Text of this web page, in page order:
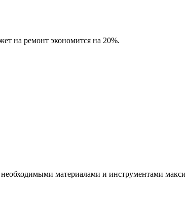
на ремонт экономится на 20%.
материалами и инструментами